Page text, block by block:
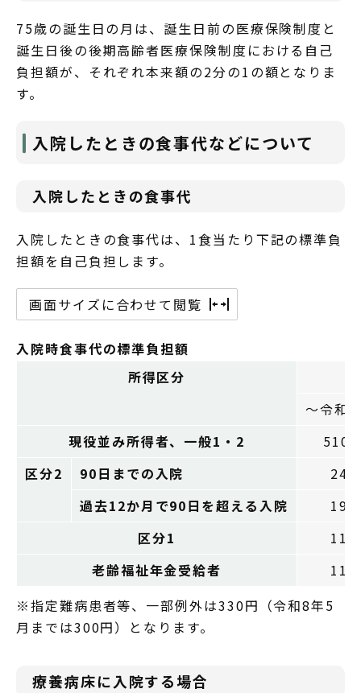
75歳の誕生日の月は、誕生日前の医療保険制度と
誕生日後の後期高齢者医療保険制度における自己
負担額が、それぞれ本来額の2分の1の額となりま
す。
入院したときの食事代などについて
入院したときの食事代
入院したときの食事代は、1食当たり下記の標準負
担額を自己負担します。
画面サイズに合わせて閲覧
入院時食事代の標準負担額
所得区分
～令和
現役並み所得者、一般1・2
510
区分2
90日までの入院
240
過去12か月で90日を超える入院
190
区分1
110
老齢福祉年金受給者
110
※指定難病患者等、一部例外は330円（令和8年5
月までは300円）となります。
療養病床に入院する場合